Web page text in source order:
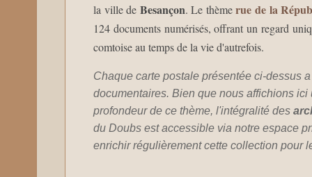
la ville de Besançon. Le thèmerue de la
124 documents numérisés, offrant un regard
comtoise au temps de la vie d'autrefois.
Chaque carte postale présentée ci-dessus
documentaires. Bien que nous affichions
profondeur de ce thème, l'intégralité des
du Doubs est accessible via notre espace
enrichir régulièrement cette collection pour